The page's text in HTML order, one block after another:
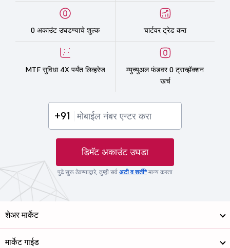
0 अकाउंट उघडण्याचे शुल्क चार्टवर ट्रेड करा
MTF सुविधा 4X पर्यंत लिव्हरेज
म्युच्युअल फंडवर 0 ट्रान्झॅक्शन
खर्च
+91
डिमॅट अकाउंट उघडा
पुढे सुरू ठेवण्याद्वारे, तुम्ही सर्व अटी व शर्ती*मान्य करता
शेअर मार्केट
मार्केट गाईड